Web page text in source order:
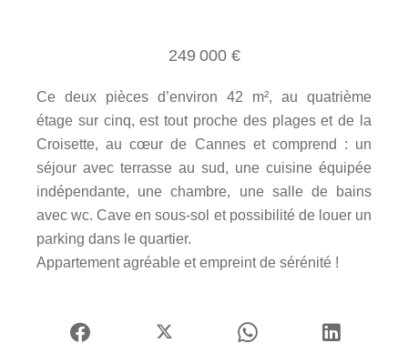
249 000 €
Ce deux pièces d’environ 42 m², au quatrième
étage sur cinq, est tout proche des plages et de la
Croisette, au cœur de Cannes et comprend : un
séjour avec terrasse au sud, une cuisine équipée
indépendante, une chambre, une salle de bains
avec wc. Cave en sous-sol et possibilité de louer un
parking dans le quartier.
Appartement agréable et empreint de sérénité !